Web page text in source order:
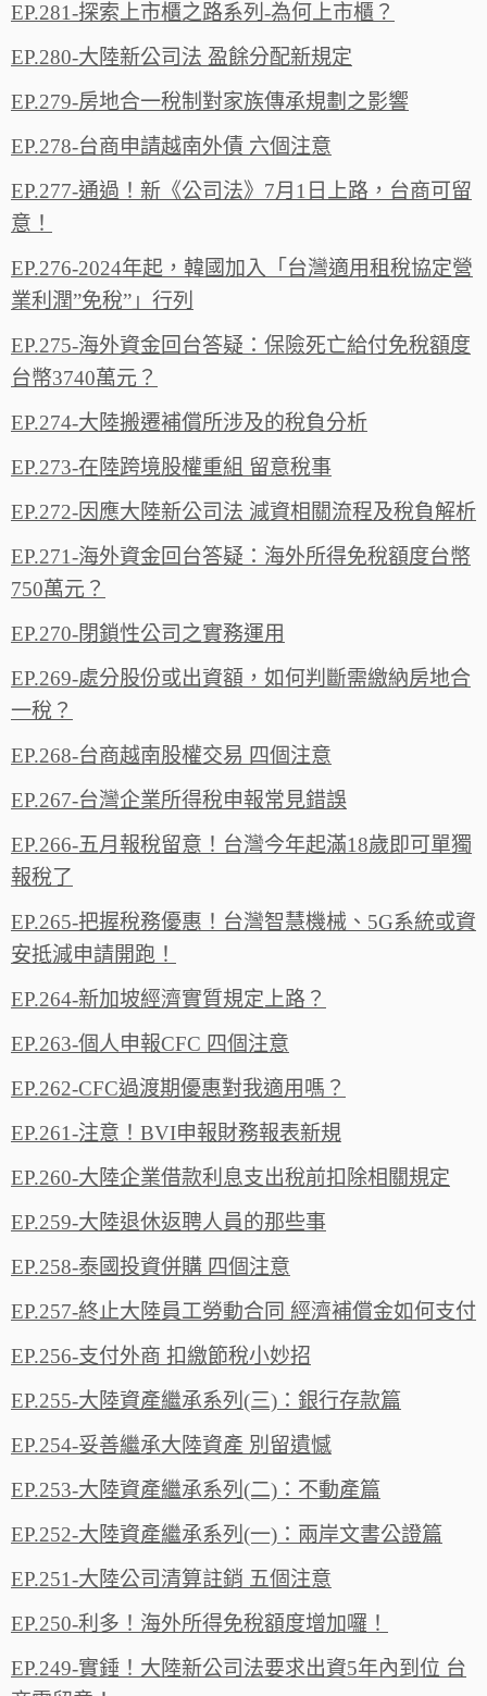
EP.281-探索上市櫃之路系列-為何上市櫃？
EP.280-大陸新公司法 盈餘分配新規定
EP.279-房地合一稅制對家族傳承規劃之影響
EP.278-台商申請越南外債 六個注意
EP.277-通過！新《公司法》7月1日上路，台商可留
意！
EP.276-2024年起，韓國加入「台灣適用租稅協定營
業利潤”免稅”」行列
EP.275-海外資金回台答疑：保險死亡給付免稅額度
台幣3740萬元？
EP.274-大陸搬遷補償所涉及的稅負分析
EP.273-在陸跨境股權重組 留意稅事
EP.272-因應大陸新公司法 減資相關流程及稅負解析
EP.271-海外資金回台答疑：海外所得免稅額度台幣
750萬元？
EP.270-閉鎖性公司之實務運用
EP.269-處分股份或出資額，如何判斷需繳納房地合
一稅？
EP.268-台商越南股權交易 四個注意
EP.267-台灣企業所得稅申報常見錯誤
EP.266-五月報稅留意！台灣今年起滿18歲即可單獨
報稅了
EP.265-把握稅務優惠！台灣智慧機械、5G系統或資
安抵減申請開跑！
EP.264-新加坡經濟實質規定上路？
EP.263-個人申報CFC 四個注意
EP.262-CFC過渡期優惠對我適用嗎？
EP.261-注意！BVI申報財務報表新規
EP.260-大陸企業借款利息支出稅前扣除相關規定
EP.259-大陸退休返聘人員的那些事
EP.258-泰國投資併購 四個注意
EP.257-終止大陸員工勞動合同 經濟補償金如何支付
EP.256-支付外商 扣繳節稅小妙招
EP.255-大陸資產繼承系列(三)：銀行存款篇
EP.254-妥善繼承大陸資產 別留遺憾
EP.253-大陸資產繼承系列(二)：不動產篇
EP.252-大陸資產繼承系列(一)：兩岸文書公證篇
EP.251-大陸公司清算註銷 五個注意
EP.250-利多！海外所得免稅額度增加囉！
EP.249-實錘！大陸新公司法要求出資5年內到位 台